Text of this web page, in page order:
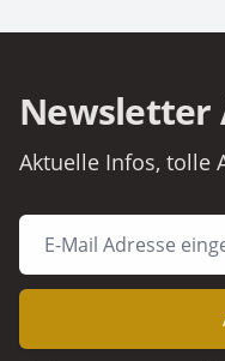
Newsletter
Aktuelle Infos, tolle